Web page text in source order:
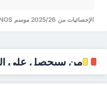
الإحصائيات من 2025/26 موسم Liga NOS
من سيحصل على